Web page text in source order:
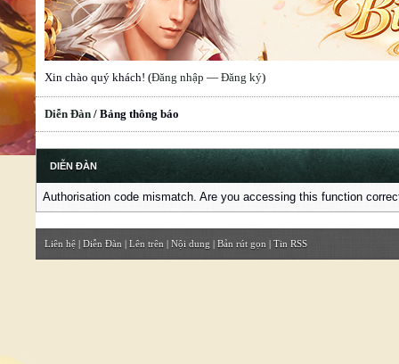
Xin chào quý khách! (Đăng nhập — Đăng ký)
Diễn Đàn / Bảng thông báo
DIỄN ĐÀN
Authorisation code mismatch. Are you accessing this function
Liên hệ | Diễn Đàn | Lên trên | Nội dung | Bản rút gọn | Tin RSS